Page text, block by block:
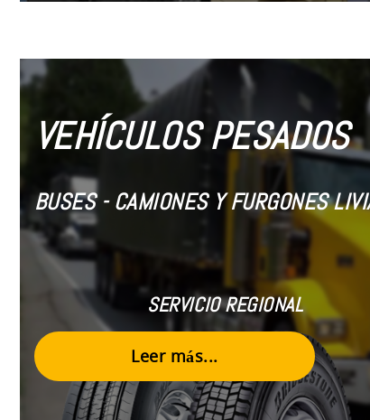
VEHÍCULOS PESADOS
BUSES - CAMIONES Y FURGONES
SERVICIO REGIONAL
Leer más...